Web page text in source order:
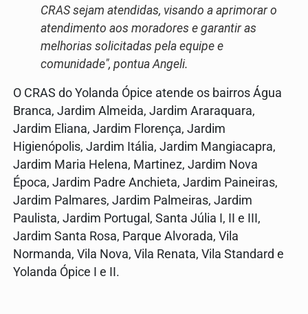
CRAS sejam atendidas, visando a aprimorar o
atendimento aos moradores e garantir as
melhorias solicitadas pela equipe e
comunidade", pontua Angeli.
O CRAS do Yolanda Ópice atende os bairros Água
Branca, Jardim Almeida, Jardim Araraquara,
Jardim Eliana, Jardim Florença, Jardim
Higienópolis, Jardim Itália, Jardim Mangiacapra,
Jardim Maria Helena, Martinez, Jardim Nova
Época, Jardim Padre Anchieta, Jardim Paineiras,
Jardim Palmares, Jardim Palmeiras, Jardim
Paulista, Jardim Portugal, Santa Júlia I, II e III,
Jardim Santa Rosa, Parque Alvorada, Vila
Normanda, Vila Nova, Vila Renata, Vila Standard e
Yolanda Ópice I e II.